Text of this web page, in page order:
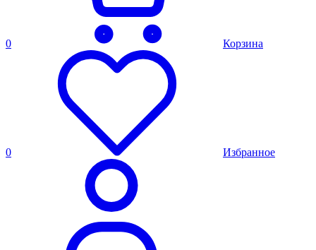
0 Корзина
0 Избранное